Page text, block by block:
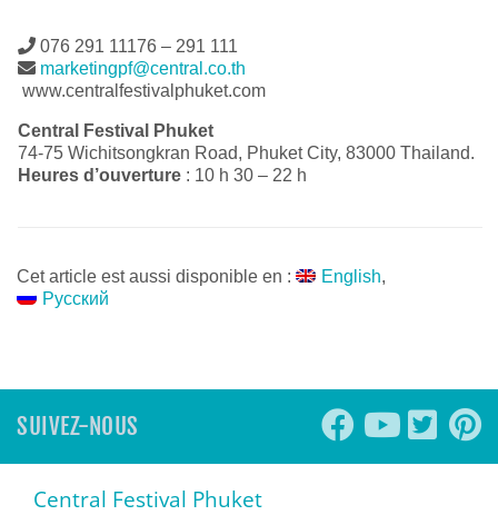
076 291 11176 – 291 111
marketingpf@central.co.th
www.centralfestivalphuket.com
Central Festival Phuket
74-75 Wichitsongkran Road, Phuket City, 83000 Thailand.
Heures d’ouverture: 10 h 30 – 22 h
Cet article est aussi disponible en :
English
Русский
SUIVEZ-NOUS
Central Festival Phuket